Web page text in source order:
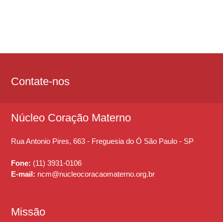
Contate-nos
Núcleo Coração Materno
Rua Antonio Pires, 663 - Freguesia do Ó São Paulo - SP
Fone: (11) 3931-0106
E-mail: ncm@nucleocoracaomaterno.org.br
Missão